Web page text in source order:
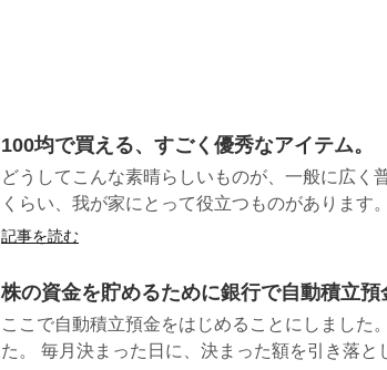
100均で買える、すごく優秀なアイテム。
どうしてこんな素晴らしいものが、一般に広く
くらい、我が家にとって役立つものがあります
記事を読む
株の資金を貯めるために銀行で自動積立預
ここで自動積立預金をはじめることにしました
た。 毎月決まった日に、決まった額を引き落と